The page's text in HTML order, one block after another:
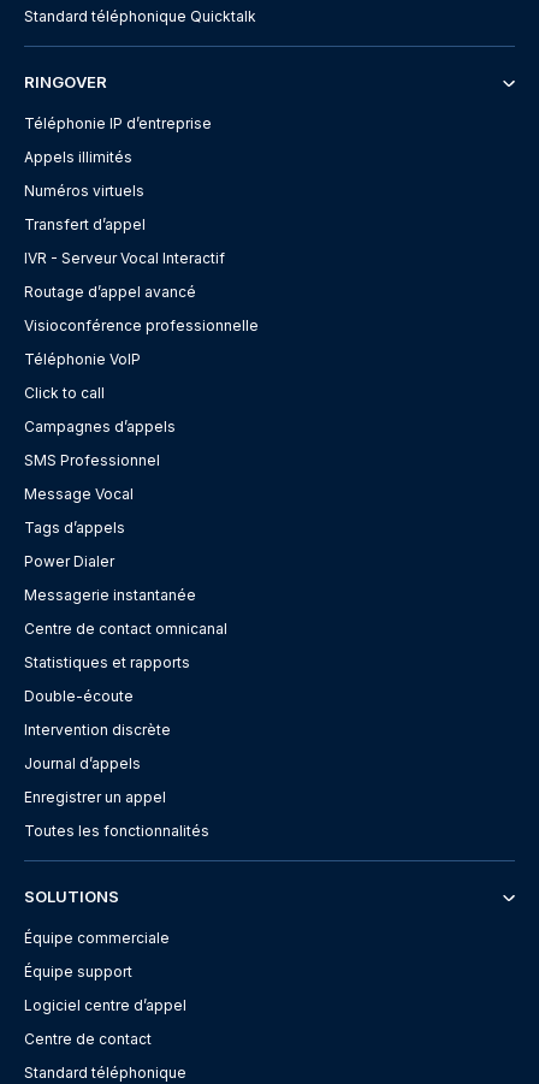
Standard téléphonique Quicktalk
RINGOVER
Téléphonie IP d’entreprise
Appels illimités
Numéros virtuels
Transfert d’appel
IVR - Serveur Vocal Interactif
Routage d’appel avancé
Visioconférence professionnelle
Téléphonie VoIP
Click to call
Campagnes d’appels
SMS Professionnel
Message Vocal
Tags d’appels
Power Dialer
Messagerie instantanée
Centre de contact omnicanal
Statistiques et rapports
Double-écoute
Intervention discrète
Journal d’appels
Enregistrer un appel
Toutes les fonctionnalités
SOLUTIONS
Équipe commerciale
Équipe support
Logiciel centre d’appel
Centre de contact
Standard téléphonique